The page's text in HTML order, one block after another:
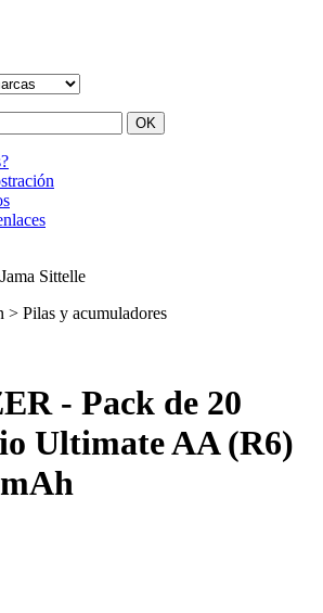
Jama Sittelle
> Pilas y acumuladores
- Pack de 20
Ultimate AA (R6)